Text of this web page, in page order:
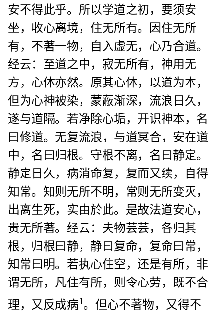
安不得此乎。所以学道之初，要须安
坐，收心离境，住无所有。因住无所
有，不著一物，自入虚无，心乃合道。
经云：至道之中，寂无所有，神用无
方，心体亦然。原其心体，以道为本，
但为心神被染，蒙蔽渐深，流浪日久，
遂与道隔。若净除心垢，开识神本，名
曰修道。无复流浪，与道冥合，安在道
中，名曰归根。守根不离，名曰静定。
静定日久，病消命复，复而又续，自得
知常。知则无所不明，常则无所变灭，
出离生死，实由於此。是故法道安心，
贵无所著。经云：夫物芸芸，各归其
根，归根曰静，静曰复命，复命曰常，
知常曰明。若执心住空，还是有所，非
谓无所，凡住有所，则令心劳，既不合
理，又反成病1。但心不著物，又得不